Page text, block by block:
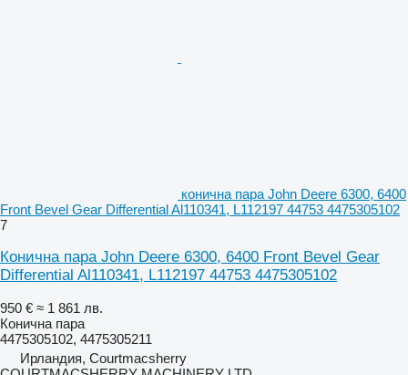
конична пара John Deere 6300, 6400
Front Bevel Gear Differential Al110341, L112197 44753 4475305102
7
Конична пара John Deere 6300, 6400 Front Bevel Gear
Differential Al110341, L112197 44753 4475305102
950 € ≈ 1 861 лв.
Конична пара
4475305102, 4475305211
Ирландия, Courtmacsherry